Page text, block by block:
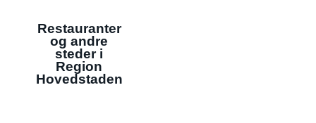
Restauranter
og andre
steder i
Region
Hovedstaden